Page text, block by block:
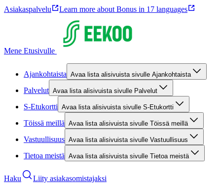
Asiakaspalvelu Learn more about Bonus in 17 languages
Mene Etusivulle
Ajankohtaista Avaa lista alisivuista sivulle Ajankohtaista
Palvelut Avaa lista alisivuista sivulle Palvelut
S-Etukortti Avaa lista alisivuista sivulle S-Etukortti
Töissä meillä Avaa lista alisivuista sivulle Töissä meillä
Vastuullisuus Avaa lista alisivuista sivulle Vastuullisuus
Tietoa meistä Avaa lista alisivuista sivulle Tietoa meistä
Haku Liity asiakasomistajaksi